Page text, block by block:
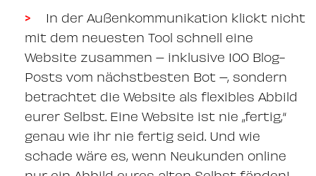
In der Außenkommunikation klickt nicht
mit dem neuesten Tool schnell eine
Website zusammen – inklusive 100 Blog-
Posts vom nächstbesten Bot –, sondern
betrachtet die Website als flexibles Abbild
eurer Selbst. Eine Website ist nie „fertig,“
genau wie ihr nie fertig seid. Und wie
schade wäre es, wenn Neukunden online